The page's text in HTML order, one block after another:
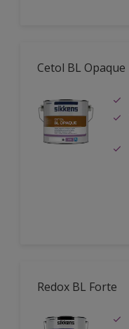
Cetol BL Opaque
Redox BL Forte